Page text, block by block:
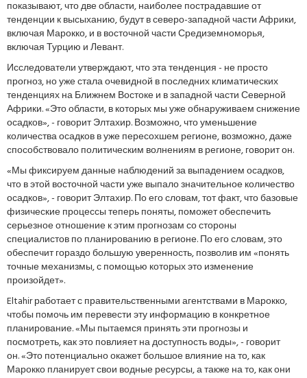
показывают, что две области, наиболее пострадавшие от
тенденции к высыханию, будут в северо-западной части Африки,
включая Марокко, и в восточной части Средиземноморья,
включая Турцию и Левант.
Исследователи утверждают, что эта тенденция - не просто
прогноз, но уже стала очевидной в последних климатических
тенденциях на Ближнем Востоке и в западной части Северной
Африки. «Это области, в которых мы уже обнаруживаем снижение
осадков», - говорит Элтахир. Возможно, что уменьшение
количества осадков в уже пересохшем регионе, возможно, даже
способствовало политическим волнениям в регионе, говорит он.
«Мы фиксируем данные наблюдений за выпадением осадков,
что в этой восточной части уже выпало значительное количество
осадков», - говорит Элтахир. По его словам, тот факт, что базовые
физические процессы теперь поняты, поможет обеспечить
серьезное отношение к этим прогнозам со стороны
специалистов по планированию в регионе. По его словам, это
обеспечит гораздо большую уверенность, позволив им «понять
точные механизмы, с помощью которых это изменение
произойдет».
Eltahir работает с правительственными агентствами в Марокко,
чтобы помочь им перевести эту информацию в конкретное
планирование. «Мы пытаемся принять эти прогнозы и
посмотреть, как это повлияет на доступность воды», - говорит
он. «Это потенциально окажет большое влияние на то, как
Марокко планирует свои водные ресурсы, а также на то, как они